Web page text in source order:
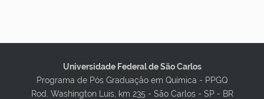
Universidade Federal de São Carlos
Programa de Pós Graduação em Química - PPGQ
Rod. Washington Luis, km 235 - São Carlos - SP - BR